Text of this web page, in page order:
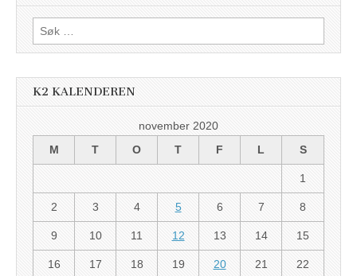
Søk
etter:
K2 KALENDEREN
november 2020
M
T O T F L S
1
2 3 4 5 6 7 8
9 10 11 12 13 14 15
16 17 18 19 20 21 22